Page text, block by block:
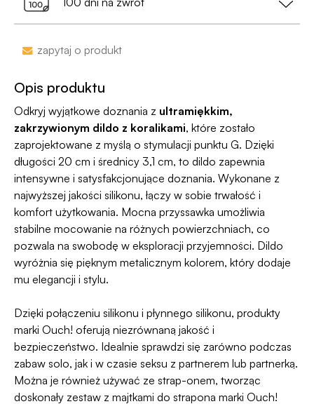
Dyskrecji — jeśli ją naruszymy, zwrócimy Ci
100 dni na zwrot. Sam proces jesy niezwykle
programu Wygodne Zwroty®
zapytaj o produkt
Opis produktu
Odkryj wyjątkowe doznania z ultramiękkim,
zakrzywionym dildo z koralikami, które zostało
zaprojektowane z myślą o stymulacji punktu G. Dzięki
długości 20 cm i średnicy 3,1 cm, to dildo zapewnia
intensywne i satysfakcjonujące doznania. Wykonane z
najwyższej jakości silikonu, łączy w sobie trwałość i
komfort użytkowania. Mocna przyssawka umożliwia
stabilne mocowanie na różnych powierzchniach, co
pozwala na swobodę w eksploracji przyjemności. Dildo
wyróżnia się pięknym metalicznym kolorem, który dodaje
mu elegancji i stylu.
Dzięki połączeniu silikonu i płynnego silikonu, produkty
marki Ouch! oferują niezrównaną jakość i
bezpieczeństwo. Idealnie sprawdzi się zarówno podczas
zabaw solo, jak i w czasie seksu z partnerem lub partnerką.
Można je również używać ze strap-onem, tworząc
doskonały zestaw z majtkami do strapona marki Ouch!